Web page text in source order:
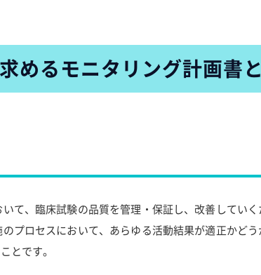
めるモニタリング計画書
て、臨床試験の品質を管理・保証し、改善してい
プロセスにおいて、あらゆる活動結果が適正かど
とです。